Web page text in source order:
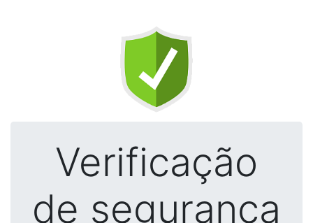
Verificação
de segurança